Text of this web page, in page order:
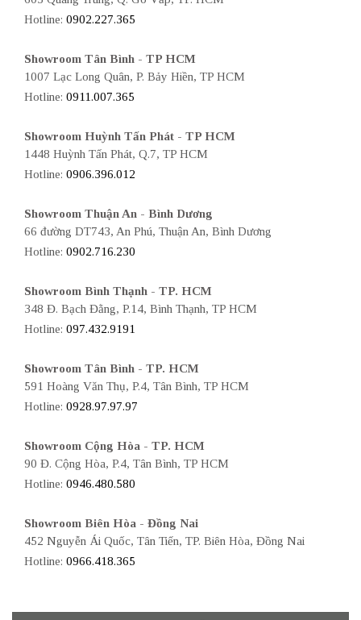
Hotline: 0902.227.365
Showroom Tân Bình - TP HCM
1007 Lạc Long Quân, P. Bảy Hiền, TP HCM
Hotline: 0911.007.365
Showroom Huỳnh Tấn Phát - TP HCM
1448 Huỳnh Tấn Phát, Q.7, TP HCM
Hotline: 0906.396.012
Showroom Thuận An - Bình Dương
66 đường DT743, An Phú, Thuận An, Bình Dương
Hotline: 0902.716.230
Showroom Bình Thạnh - TP. HCM
348 Đ. Bạch Đằng, P.14, Bình Thạnh, TP HCM
Hotline: 097.432.9191
Showroom Tân Bình - TP. HCM
591 Hoàng Văn Thụ, P.4, Tân Bình, TP HCM
Hotline: 0928.97.97.97
Showroom Cộng Hòa - TP. HCM
90 Đ. Cộng Hòa, P.4, Tân Bình, TP HCM
Hotline: 0946.480.580
Showroom Biên Hòa - Đồng Nai
452 Nguyễn Ái Quốc, Tân Tiến, TP. Biên Hòa, Đồng Nai
Hotline: 0966.418.365